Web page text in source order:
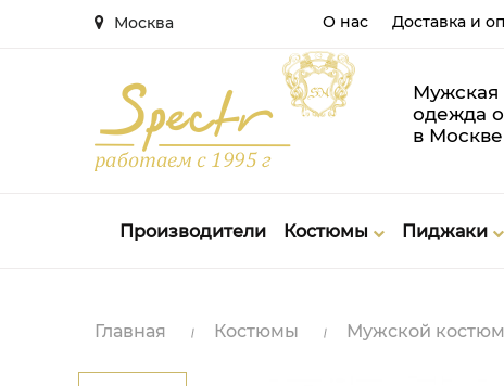
Москва О нас Доставка и
Мужская
одежда
в Москве
Производители Костюмы Пиджаки
Главная Костюмы Мужской